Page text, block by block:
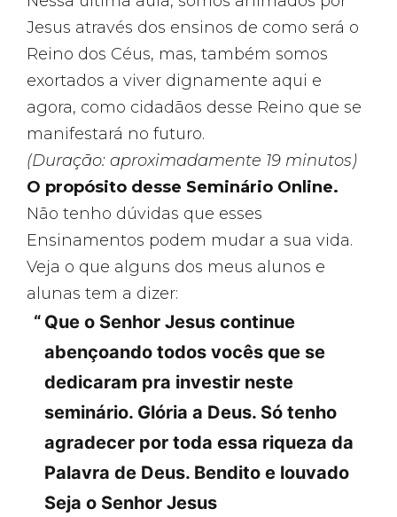
Jesus através dos ensinos de como será o
Reino dos Céus, mas, também somos
exortados a viver dignamente aqui e
agora, como cidadãos desse Reino que se
manifestará no futuro.
(Duração: aproximadamente 19 minutos)
O propósito desse Seminário Online.
Não tenho dúvidas que esses
Ensinamentos podem mudar a sua vida.
Veja o que alguns dos meus alunos e
alunas tem a dizer:
Que o Senhor Jesus continue
abençoando todos vocês que se
dedicaram pra investir neste
seminário. Glória a Deus. Só tenho
agradecer por toda essa riqueza da
Palavra de Deus. Bendito e louvado
Seja o Senhor Jesus